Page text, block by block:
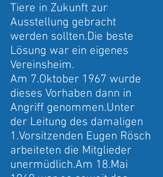
Tiere in Zukunft zur
Ausstellung gebracht
werden sollten.Die beste
Lösung war ein eigenes
Vereinsheim.
Am 7.Oktober 1967 wurde
dieses Vorhaben dann in
Angriff genommen.Unter
der Leitung des damaligen
1.Vorsitzenden Eugen Rösch
arbeiteten die Mitglieder
unermüdlich.Am 18.Mai